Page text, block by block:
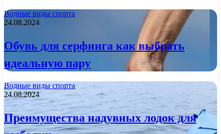
Водные виды спорта
24.08.2024
Обувь для серфинга как выбрать
идеальную пару
Водные виды спорта
24.08.2024
Преимущества надувных лодок для